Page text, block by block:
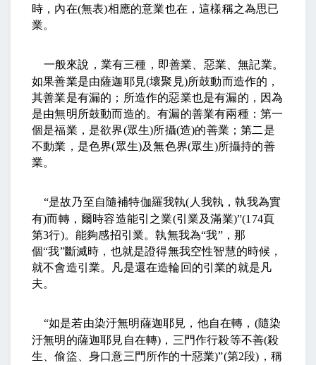
時，內在(無表)相應的意業也在，這樣稱之為思已
業。
一般來說，業有三種，即善業、惡業、無記業。
如果善業是由薩迦耶見(壞聚見)所鼓動而造作的，
其善業是有漏的；所造作的惡業也是有漏的，因為
是由無明所鼓動而造的。有漏的善業有兩種：第一
個是福業，是欲界(眾生)所攝(造)的善業；第二是
不動業，是色界(眾生)及無色界(眾生)所攝持的善
業。
“是故乃至自隨補特伽羅我執( 人我執，執我為實
有)而轉，爾時容造能引之業(引業及滿業)”(174頁
第3行)。能夠感招引業。執無我為“我”，那
個“我”斷滅時，也就是證得無我空性智慧的時候，
就不會造引業。凡是還在造輪回的引業的就是凡
夫。
“如是若由染汙無明薩迦耶見，他自在轉， (隨染
汙無明的薩迦耶見自在轉) ，三門作行殺等不善(殺
生、偷盜、身口意三門所作的十惡業)”(第2段) ，稱